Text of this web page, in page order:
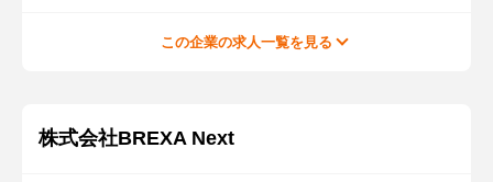
この企業の求人一覧を見る
株式会社BREXA Next